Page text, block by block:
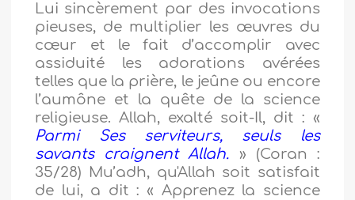
Lui sincèrement par des invocations
pieuses, de multiplier les œuvres du
cœur et le fait d’accomplir avec
assiduité les adorations avérées
telles que la prière, le jeûne ou encore
l’aumône et la quête de la science
religieuse. Allah, exalté soit-Il, dit : «
Parmi Ses serviteurs, seuls les
savants craignent Allah.
» (Coran :
35/28) Mu’adh, qu'Allah soit satisfait
de lui, a dit : « Apprenez la science